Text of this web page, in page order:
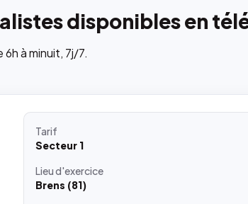
disponibles en
à minuit, 7j/7.
Tarif
Secteur 1
Lieud'exercice
Brens (81)